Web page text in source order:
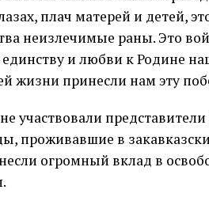
плач матерей и детей,
неизлечимые раны. Это
единству и любви к Родине
жизни принесли нам эту
участвовали
проживавшие в
огромный вклад в